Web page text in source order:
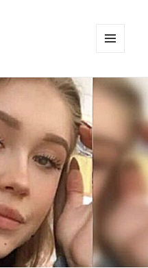
ВИДЖЕТЫ